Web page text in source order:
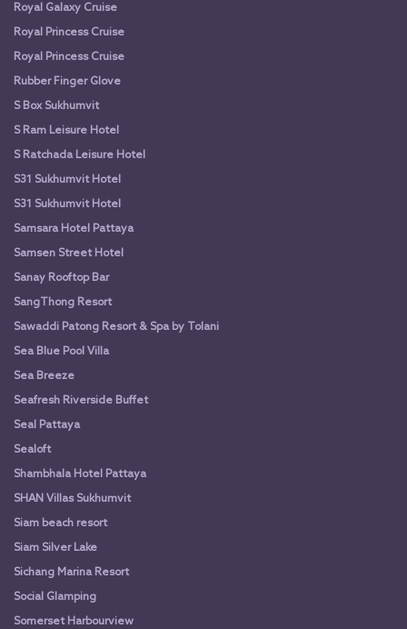
Royal Galaxy Cruise
Royal Princess Cruise
Royal Princess Cruise
Rubber Finger Glove
S Box Sukhumvit
S Ram Leisure Hotel
S Ratchada Leisure Hotel
S31 Sukhumvit Hotel
S31 Sukhumvit Hotel
Samsara Hotel Pattaya
Samsen Street Hotel
Sanay Rooftop Bar
SangThong Resort
Sawaddi Patong Resort & Spa by Tolani
Sea Blue Pool Villa
Sea Breeze
Seafresh Riverside Buffet
Seal Pattaya
Sealoft
Shambhala Hotel Pattaya
SHAN Villas Sukhumvit
Siam beach resort
Siam Silver Lake
Sichang Marina Resort
Social Glamping
Somerset Harbourview